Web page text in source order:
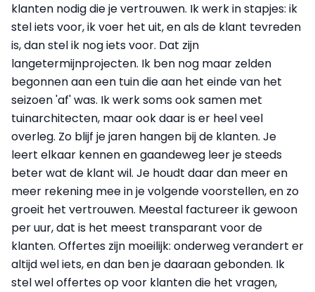
klanten nodig die je vertrouwen. Ik werk in stapjes: ik
stel iets voor, ik voer het uit, en als de klant tevreden
is, dan stel ik nog iets voor. Dat zijn
langetermijnprojecten. Ik ben nog maar zelden
begonnen aan een tuin die aan het einde van het
seizoen 'af' was. Ik werk soms ook samen met
tuinarchitecten, maar ook daar is er heel veel
overleg. Zo blijf je jaren hangen bij de klanten. Je
leert elkaar kennen en gaandeweg leer je steeds
beter wat de klant wil. Je houdt daar dan meer en
meer rekening mee in je volgende voorstellen, en zo
groeit het vertrouwen. Meestal factureer ik gewoon
per uur, dat is het meest transparant voor de
klanten. Offertes zijn moeilijk: onderweg verandert er
altijd wel iets, en dan ben je daaraan gebonden. Ik
stel wel offertes op voor klanten die het vragen,